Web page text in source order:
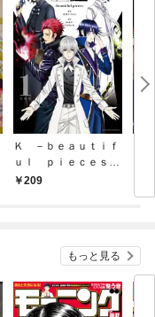
Ｋ －ｂｅａｕｔｉｆ
ｕｌ ｐｉｅｃｅｓ
－ 分冊版（１）
209
もっと見る